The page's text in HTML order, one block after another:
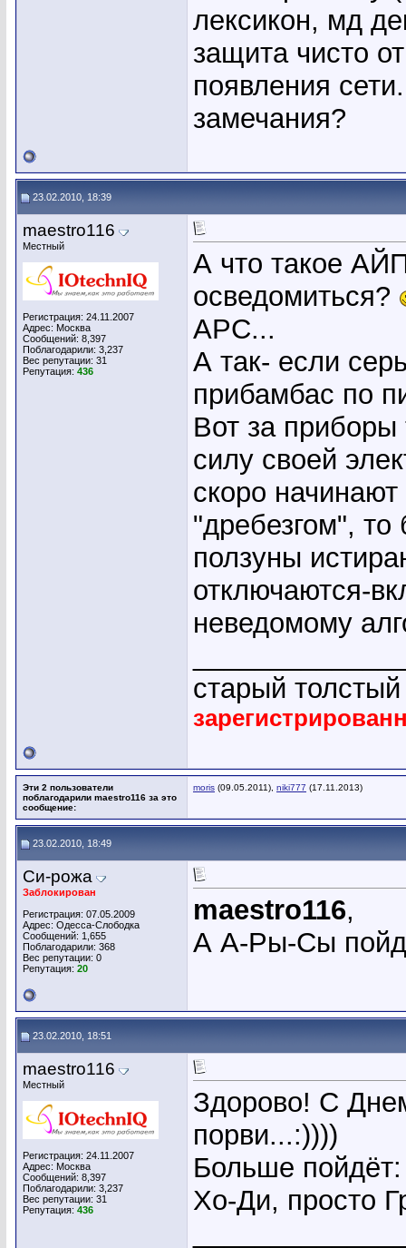
лексикон, мд
защита чисто
появления
замечания?
23.02.2010, 18:39
maestro116
Местный
Регистрация: 24.11.2007
Адрес: Москва
Сообщений: 8,397
Поблагодарили: 3,237
Вес репутации: 31
Репутация: 436
А что такое
осведомиться?
АРС...
А так- если
прибамбас по
Вот за
силу своей
скоро
"дребезгом",
ползуны
отключаются-
неведомому
старый
Эти 2 пользователи
поблагодарили maestro116 за это
сообщение:
moris (09.05.2011), niki777 (17.11.2013)
23.02.2010, 18:49
Си-рожа
Заблокирован
Регистрация: 07.05.2009
Адрес: Одесса-Слободка
Сообщений: 1,655
Поблагодарили: 368
Вес репутации: 0
Репутация: 20
maestro116,
А А-Ры-Сы
23.02.2010, 18:51
maestro116
Местный
Регистрация: 24.11.2007
Адрес: Москва
Сообщений: 8,397
Поблагодарили: 3,237
Вес репутации: 31
Репутация: 436
Здорово! С
порви...:))))
Больше
Хо-Ди, просто